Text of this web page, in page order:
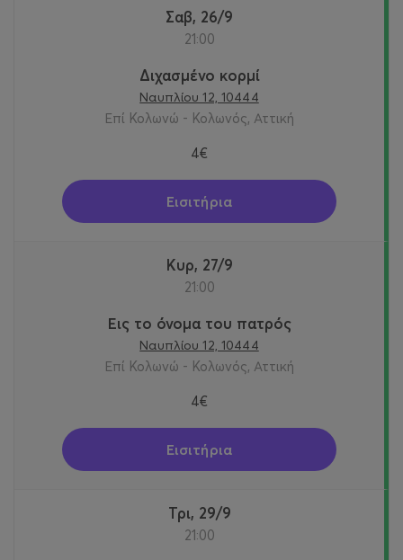
Σαβ, 26/9
21:00
Διχασμένο κορμί
Ναυπλίου 12, 10444
Επί Κολωνώ - Κολωνός, Αττική
4€
Εισιτήρια
Κυρ, 27/9
21:00
Εις το όνομα του πατρός
Ναυπλίου 12, 10444
Επί Κολωνώ - Κολωνός, Αττική
4€
Εισιτήρια
Τρι, 29/9
21:00